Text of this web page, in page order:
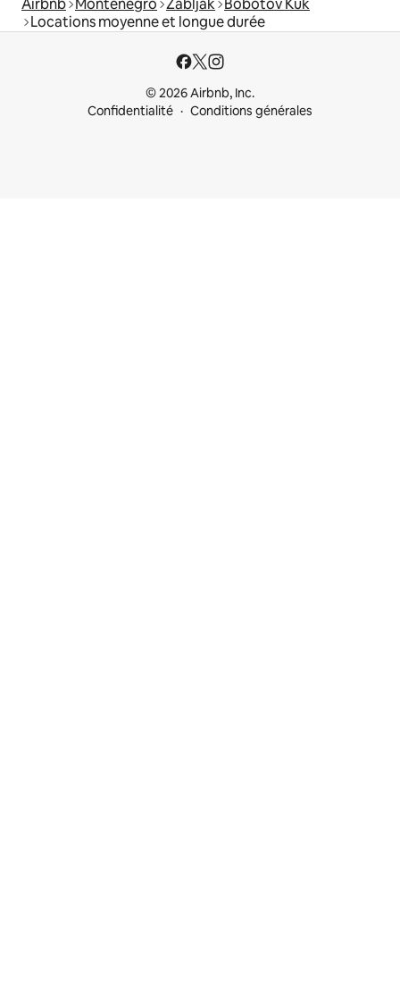
Locations moyenne et longue durée
© 2026 Airbnb, Inc.
Confidentialité
Conditions générales